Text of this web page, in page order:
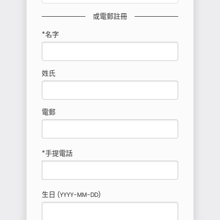
或電郵註冊
*名字
姓氏
電郵
*手提電話
生日 (YYYY-MM-DD)